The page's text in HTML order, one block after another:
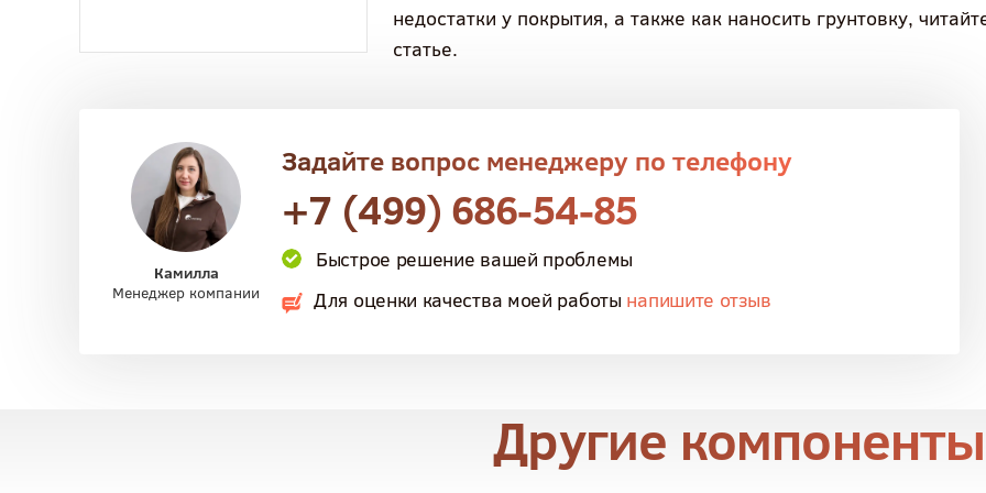
недостатки у покрытия, а также как наносить грунтовку,
статье.
Камилла
Менеджер компании
Задайте вопрос менеджеру по телефону
+7 (499) 686-54-85
Быстрое решение вашей проблемы
Для оценки качества моей работы напишите отзыв
Другие компоненты